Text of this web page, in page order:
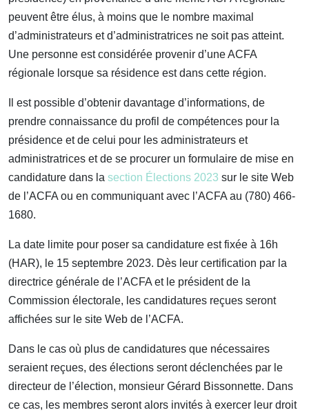
peuvent être élus, à moins que le nombre maximal
d’administrateurs et d’administratrices ne soit pas atteint.
Une personne est considérée provenir d’une ACFA
régionale lorsque sa résidence est dans cette région.
Il est possible d’obtenir davantage d’informations, de
prendre connaissance du profil de compétences pour la
présidence et de celui pour les administrateurs et
administratrices et de se procurer un formulaire de mise en
candidature dans la section Élections 2023 sur le site Web
de l’ACFA ou en communiquant avec l’ACFA au (780) 466-
1680.
La date limite pour poser sa candidature est fixée à 16h
(HAR), le 15 septembre 2023. Dès leur certification par la
directrice générale de l’ACFA et le président de la
Commission électorale, les candidatures reçues seront
affichées sur le site Web de l’ACFA.
Dans le cas où plus de candidatures que nécessaires
seraient reçues, des élections seront déclenchées par le
directeur de l’élection, monsieur Gérard Bissonnette. Dans
ce cas, les membres seront alors invités à exercer leur droit